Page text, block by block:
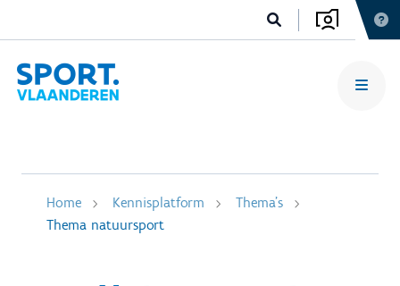
Home Kennisplatform
Thema's
Thema natuursport